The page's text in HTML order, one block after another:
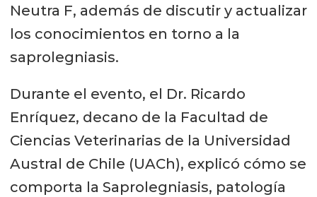
Neutra F, además de discutir y actualizar
los conocimientos en torno a la
saprolegniasis.
Durante el evento, el Dr. Ricardo
Enríquez, decano de la Facultad de
Ciencias Veterinarias de la Universidad
Austral de Chile (UACh), explicó cómo se
comporta la Saprolegniasis, patología